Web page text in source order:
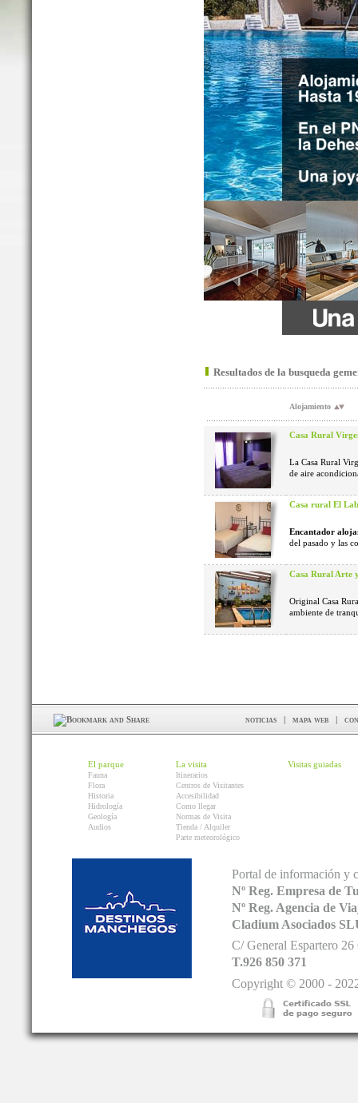
Resultados de la busqueda
Alojamiento
Casa Rural
La Casa Rural
de aire
Casa rural El
Encantador
del pasado y las
Casa Rural Arte
Original Casa
ambiente de
noticias | mapa web |
El parque
Fauna
Flora
Historia
Hidrología
Geología
Audios
La visita
Itinerarios
Centros de Visitantes
Accesibilidad
Como llegar
Normas de Visita
Tienda / Alquiler
Parte meteorológico
Visitas guiadas
Portal de información y
Nº Reg. Empresa de
Nº Reg. Agencia de
Cladium Asociados
C/ General Espartero
T.926 850 371
Copyright © 2000 -